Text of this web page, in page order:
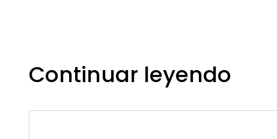
Continuar leyendo